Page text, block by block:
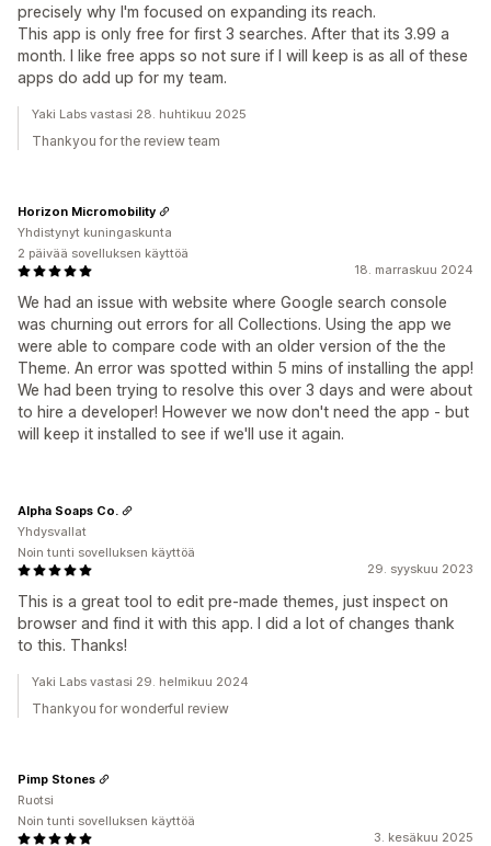
precisely why I'm focused on expanding its reach.
This app is only free for first 3 searches. After that its 3.99 a
month. I like free apps so not sure if I will keep is as all of these
apps do add up for my team.
Yaki Labs vastasi 28. huhtikuu 2025
Thankyou for the review team
18. marraskuu 2024
We had an issue with website where Google search console
was churning out errors for all Collections. Using the app we
were able to compare code with an older version of the the
Theme. An error was spotted within 5 mins of installing the app!
We had been trying to resolve this over 3 days and were about
to hire a developer! However we now don't need the app - but
will keep it installed to see if we'll use it again.
Horizon Micromobility
Yhdistynyt kuningaskunta
2 päivää sovelluksen käyttöä
29. syyskuu 2023
This is a great tool to edit pre-made themes, just inspect on
browser and find it with this app. I did a lot of changes thank
to this. Thanks!
Alpha Soaps Co.
Yhdysvallat
Noin tunti sovelluksen käyttöä
Yaki Labs vastasi 29. helmikuu 2024
Thankyou for wonderful review
3. kesäkuu 2025
Pimp Stones
Ruotsi
Noin tunti sovelluksen käyttöä